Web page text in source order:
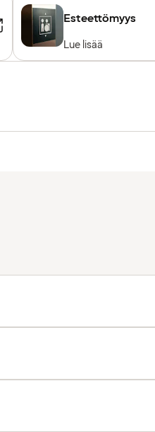
Esteettömyys
Lue lisää